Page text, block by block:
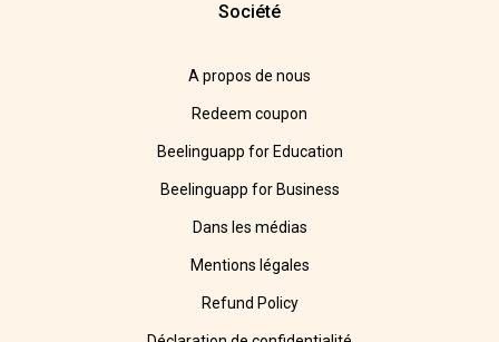
Société
A propos de nous
Redeem coupon
Beelinguapp for Education
Beelinguapp for Business
Dans les médias
Mentions légales
Refund Policy